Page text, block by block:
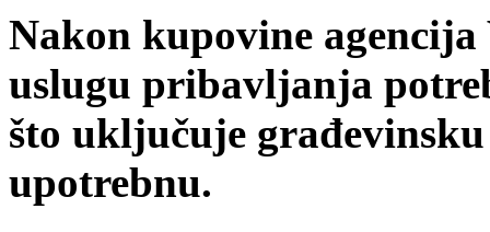
Nakon kupovine
uslugu pribavljanja
što uključuje
upotrebnu.